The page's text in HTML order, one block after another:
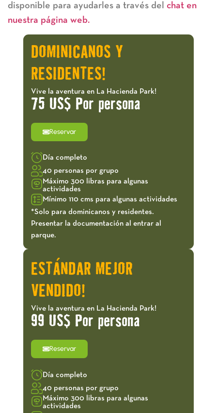
disponible para ayudarles a través del chat en
nuestra página web.
DOMINICANOS Y
RESIDENTES!
Vive la aventura en La Hacienda Park!
75 US$ Por persona
Reservar
Día completo
40 personas por grupo
Máximo 300 libras para algunas
actividades
Mínimo 110 cms para algunas actividades
*Solo para dominicanos y residentes.
Presentar la documentación al entrar al
parque.
ESTÁNDAR MEJOR
VENDIDO!
Vive la aventura en La Hacienda Park!
99 US$ Por persona
Reservar
Día completo
40 personas por grupo
Máximo 300 libras para algunas
actividades